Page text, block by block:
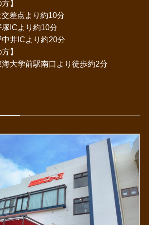
】
差点より約10分
ICより約10分
井ICより約20分
】
大学前駅南口より徒歩約2分